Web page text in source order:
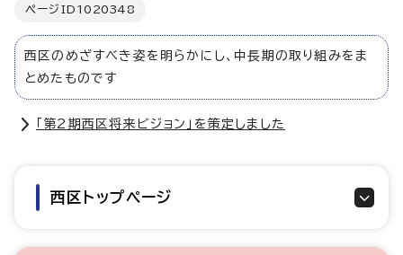
ページID 1020348
西区のめざすべき姿を明らかにし、中長期の取り組みをま
とめたものです
「第2期西区将来ビジョン」を策定しました
西区トップページ